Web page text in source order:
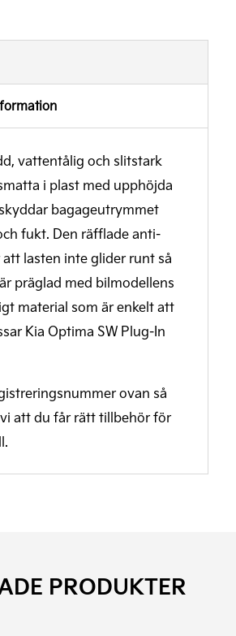
vattentålig och slitstark
i plast med upphöjda
bagageutrymmet
fukt. Den räfflade anti-
lasten inte glider runt så
präglad med bilmodellens
material som är enkelt att
Kia Optima SW Plug-In
ovan så
att du får rätt tillbehör för
PRODUKTER